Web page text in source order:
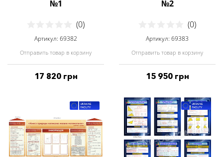
№1
(0)
Артикул: 69382
Отправить товар в корзину
17 820 грн
№2
(0)
Артикул: 69383
Отправить товар в корзину
15 950 грн